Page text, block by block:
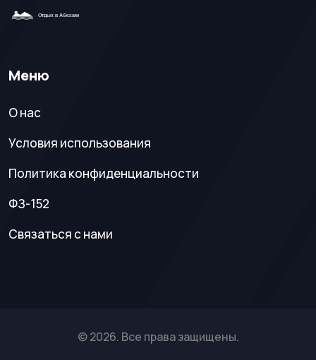
Меню
О нас
Условия использования
Политика конфиденциальности
ФЗ-152
Связаться с нами
© 2026. Все права защищены.